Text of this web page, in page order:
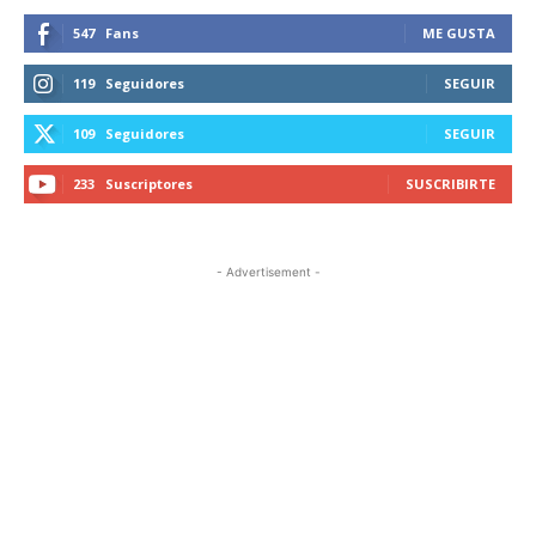
547 Fans ME GUSTA
119 Seguidores SEGUIR
109 Seguidores SEGUIR
233 Suscriptores SUSCRIBIRTE
- Advertisement -